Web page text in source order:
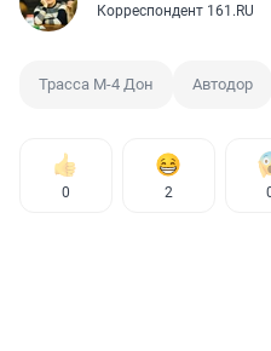
Корреспондент 161.RU
Трасса М-4 Дон Автодор
0 2